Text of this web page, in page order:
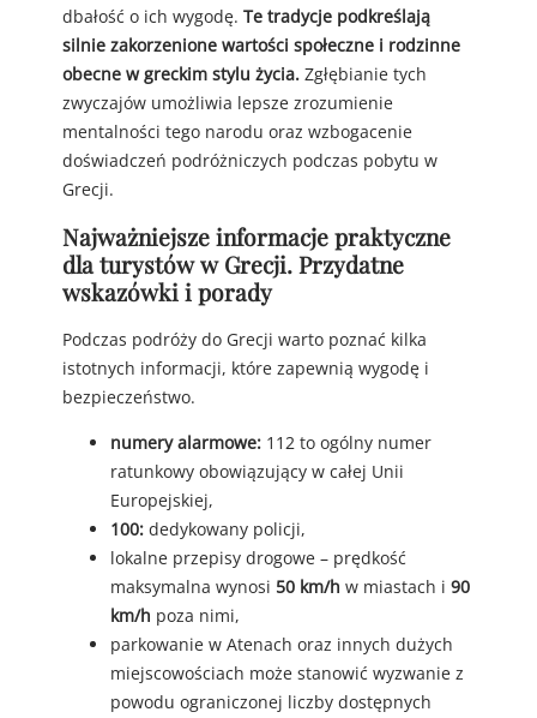
dbałość o ich wygodę. Te tradycje podkreślają
silnie zakorzenione wartości społeczne i rodzinne
obecne w greckim stylu życia. Zgłębianie tych
zwyczajów umożliwia lepsze zrozumienie
mentalności tego narodu oraz wzbogacenie
doświadczeń podróżniczych podczas pobytu w
Grecji.
Najważniejsze informacje praktyczne
dla turystów w Grecji. Przydatne
wskazówki i porady
Podczas podróży do Grecji warto poznać kilka
istotnych informacji, które zapewnią wygodę i
bezpieczeństwo.
numery alarmowe: 112 to ogólny numer
ratunkowy obowiązujący w całej Unii
Europejskiej,
100: dedykowany policji,
lokalne przepisy drogowe – prędkość
maksymalna wynosi 50 km/h w miastach i 90
km/h poza nimi,
parkowanie w Atenach oraz innych dużych
miejscowościach może stanowić wyzwanie z
powodu ograniczonej liczby dostępnych